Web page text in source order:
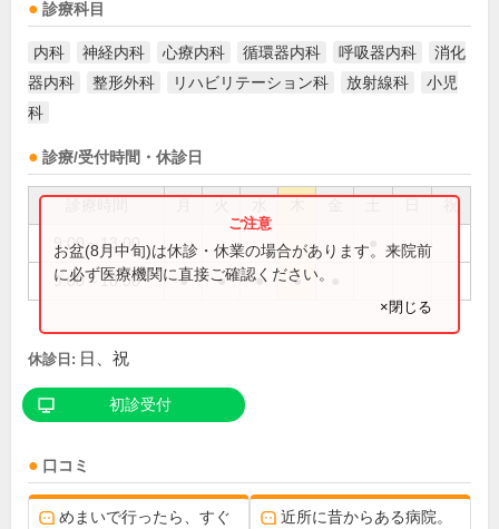
診療科目
内科 神経内科 心療内科 循環器内科 呼吸器内科
消化
器内科
整形外科 リハビリテーション科 放射線科
小児
科
診療/受付時間・休診日
祝
9:00～13:00
9:00～18:00 ● ● ● ●
お盆(8月中旬)は休診・休業の場合があります。来院前
に必ず医療機関に直接ご確認ください。
×閉じる
休診日: 日、祝
初診受付
口コミ
めまいで行ったら、すぐ
近所に昔からある病院。